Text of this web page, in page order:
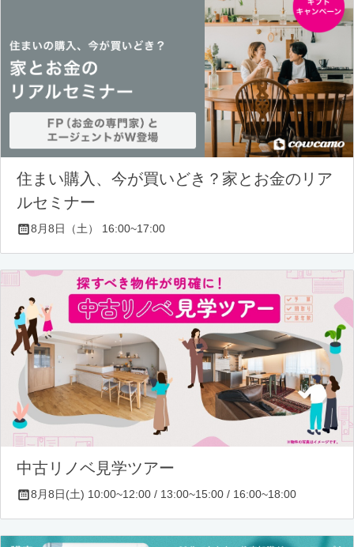
住まい購入、今が買いどき？家とお金のリア
ルセミナー
8月8日（土） 16:00~17:00
中古リノベ見学ツアー
8月8日(土) 10:00~12:00 / 13:00~15:00 / 16:00~18:00